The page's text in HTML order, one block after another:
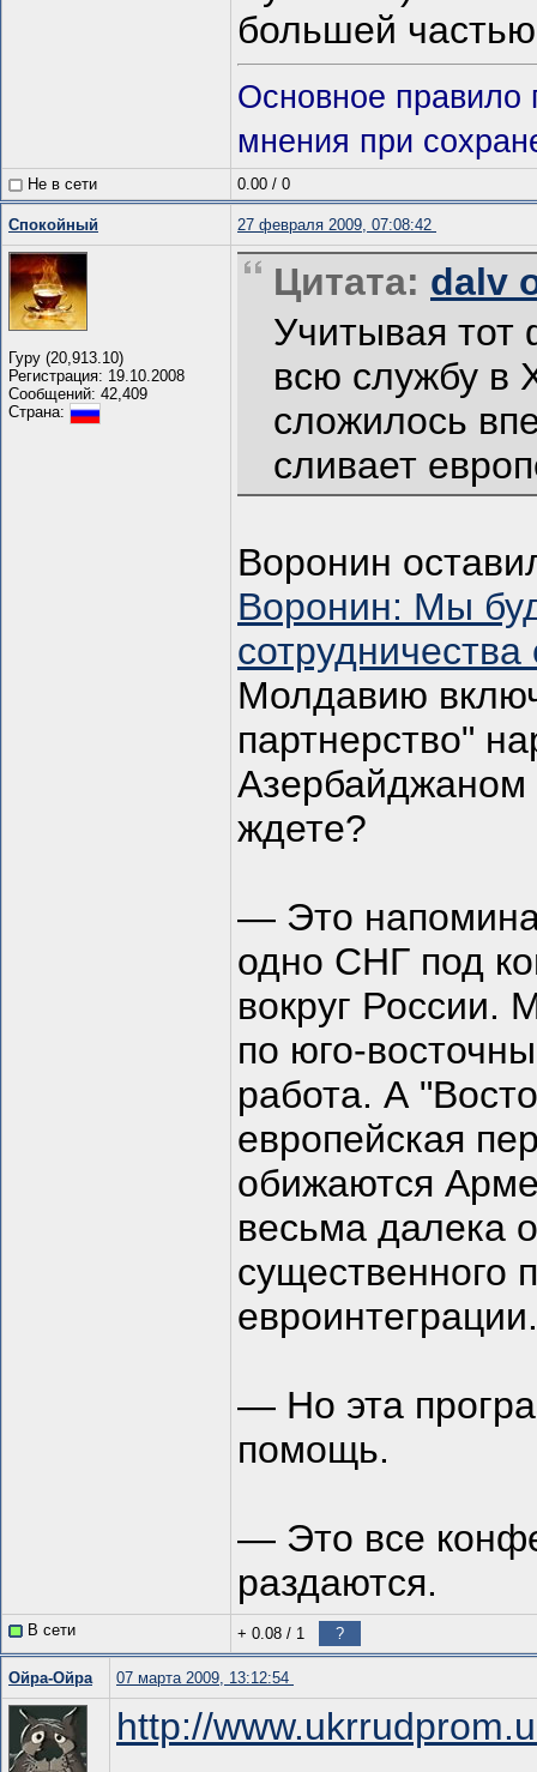
большей
Основное правило
мнения при
Не в сети 0.00 / 0
Спокойный 27 февраля 2009, 07:08:42
Гуру (20,913.10)
Регистрация: 19.10.2008
Сообщений: 42,409
Страна:
Цитата: dalv
Учитывая тот
всю службу в
сложилось
сливает
Воронин
Воронин: Мы
Молдавию
партнерство"
Азербайджаном
ждете?
— Это
одно СНГ под
вокруг России.
по юго-
работа. А
европейская
обижаются
весьма далека
существенного
евроинтеграции.
— Но эта
помощь.
— Это все
раздаются.
В сети + 0.08 / 1 ?
Ойра-Ойра 07 марта 2009, 13:12:54
http://